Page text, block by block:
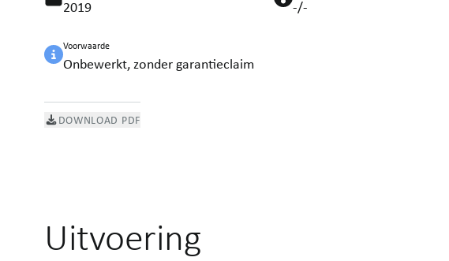
2019 -/-
Voorwaarde
Onbewerkt, zonder garantieclaim
DOWNLOAD PDF
Uitvoering